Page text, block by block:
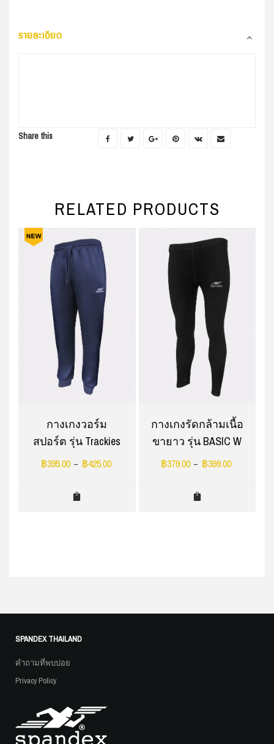
Share this
รายละเอียด
RELATED PRODUCTS
กางเกงวอร์ม
สปอร์ต รุ่น Trackies
฿395.00 – ฿425.00
กางเกงรัดกล้ามเนื้อ
ขายาว รุ่น BASIC W
฿379.00 – ฿399.00
SPANDEX THAILAND
คำถามที่พบบ่อย
Privacy Policy